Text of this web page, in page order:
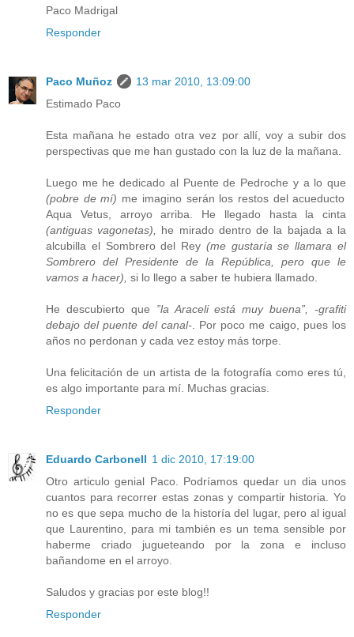
Paco Madrigal
Responder
Paco Muñoz
13 mar 2010, 13:09:00
Estimado Paco
Esta mañana he estado otra vez por allí, voy a subir dos
perspectivas que me han gustado con la luz de la mañana.
Luego me he dedicado al Puente de Pedroche y a lo que
(pobre de mí) me imagino serán los restos del acueducto
Aqua Vetus, arroyo arriba. He llegado hasta la cinta
(antiguas vagonetas),
he mirado dentro de la bajada a la
alcubilla el Sombrero del Rey (me gustaría se llamara el
Sombrero del Presidente de la República, pero que le
vamos a hacer), si lo llego a saber te hubiera llamado.
He descubierto que ”la Araceli está muy buena”, -grafiti
debajo del puente del canal-. Por poco me caigo, pues los
años no perdonan y cada vez estoy más torpe.
Una felicitación de un artista de la fotografía como eres tú,
es algo importante para mí. Muchas gracias.
Responder
Eduardo Carbonell 1 dic 2010, 17:19:00
Otro articulo genial Paco. Podríamos quedar un dia unos
cuantos para recorrer estas zonas y compartir historia. Yo
no es que sepa mucho de la historía del lugar, pero al igual
que Laurentino, para mi también es un tema sensible por
haberme criado jugueteando por la zona e incluso
bañandome en el arroyo.
Saludos y gracias por este blog!!
Responder